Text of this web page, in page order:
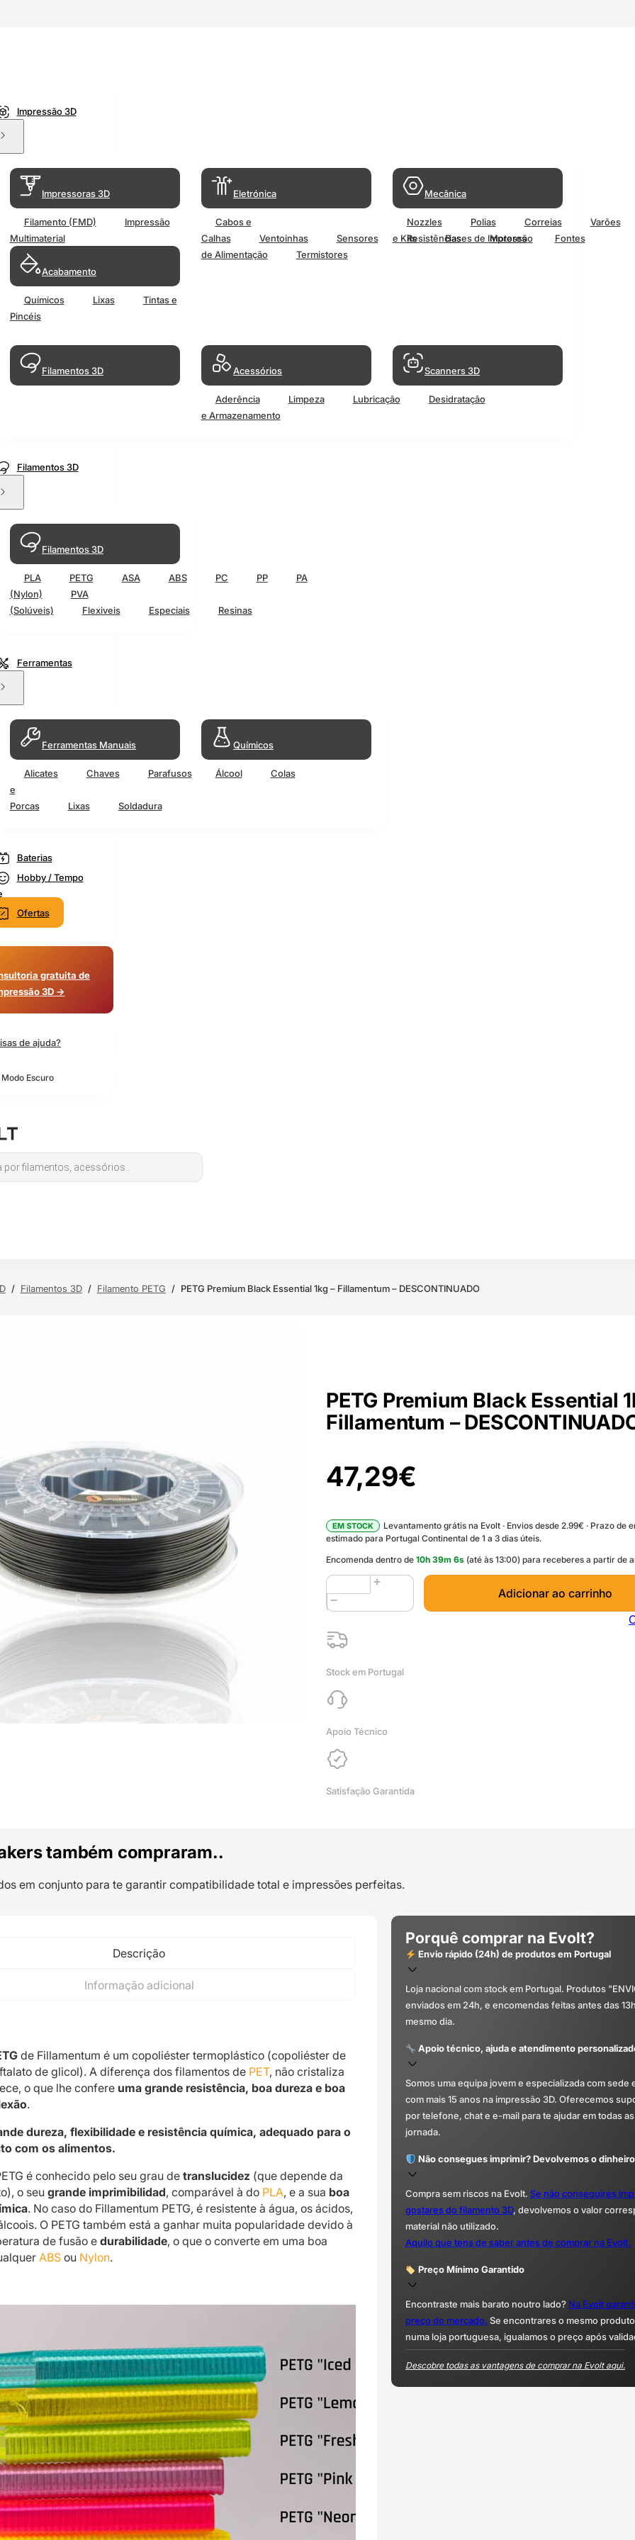
Impressão 3D
Impressoras 3D
Filamento (FMD)
Impressão
Multimaterial
Acabamento
Químicos Lixas
Tintas e
Pincéis
Eletrónica
Cabos e
Calhas
Ventoinhas Sensores Resistências Motores
Fontes
de Alimentação
Termistores
Mecânica
Nozzles Polias Correias
Varões
e Kits
Bases de Impressão
Filamentos 3D Acessórios
Aderência Limpeza Lubricação
Desidratação
e Armazenamento
Scanners 3D
Filamentos 3D
Filamentos 3D
PLA PETG ASA ABS PC PP
PA
(Nylon)
PVA
(Solúveis)
Flexiveis Especiais Resinas
Ferramentas
Ferramentas Manuais
Alicates Chaves
Parafusos
e
Porcas
Lixas Soldadura
Químicos
Álcool Colas
Baterias
Hobby / Tempo
Ofertas
gratuita de
3D →
de ajuda?
Escuro
/ Filamentos 3D / Filamento PETG / PETG Premium Black Essential 1kg – Fillamentum – DESCONTINUADO
PETG Premium Black Essential
Fillamentum –
47,29€
EM STOCK
Levantamento grátis na Evolt · Envios desde 2.99€ · Prazo de
estimado para Portugal Continental de 1 a 3 dias úteis.
Encomenda dentro de 10h 39m 5s (até às 13:00) para receberes a partir de
Quantidade
de
PETG
Premium
Black
1kg
-
Fillamentum
-
Adicionar ao carrinho
Stock em Portugal
Apoio Técnico
Satisfação Garantida
também compraram..
em conjunto para te garantir compatibilidade total e impressões perfeitas.
Descrição
Informação adicional
de Fillamentum é um copoliéster termoplástico (copoliéster de
de glicol). A diferença dos filamentos de PET, não cristaliza
o que lhe confere uma grande resistência, boa dureza e boa
.
dureza, flexibilidade e resistência química, adequado para o
com os alimentos.
é conhecido pelo seu grau de translucidez (que depende da
o seu grande imprimibilidad, comparável à do PLA, e a sua boa
. No caso do Fillamentum PETG, é resistente à água, os ácidos,
O PETG também está a ganhar muita popularidade devido à
de fusão edurabilidade, o que o converte em uma boa
ABS ou Nylon.
Porquê comprar na Evolt?
Envio rápido (24h) de produtos em Portugal
Loja nacional com stock em Portugal. Produtos
enviados em 24h, e encomendas feitas antes das
mesmo dia.
Apoio técnico, ajuda e atendimento
Somos uma equipa jovem e especializada com sede
com mais 15 anos na impressão 3D. Oferecemos
por telefone, chat e e-mail para te ajudar em todas
jornada.
Não consegues imprimir? Devolvemos o
Compra sem riscos na Evolt. Se não conseguires
gostares do filamento 3D, devolvemos o valor
material não utilizado.
Aquilo que tens de saber antes de comprar na Evolt.
Preço Mínimo Garantido
Encontraste mais barato noutro lado? Na Evolt
preço do mercado. Se encontrares o mesmo
numa loja portuguesa, igualamos o preço após
Descobre todas as vantagens de comprar na Evolt aqui.